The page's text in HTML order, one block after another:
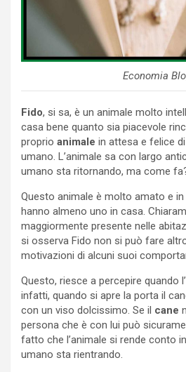
Economia
Fido, si sa, è un animale molto
casa bene quanto sia piacevole
proprio animale in attesa e felice
umano. L’animale sa con largo
umano sta ritornando, ma come
Questo animale è molto amato e
hanno almeno uno in casa.
maggiormente presente nelle
si osserva Fido non si può fare
motivazioni di alcuni suoi
Questo, riesce a percepire quando
infatti, quando si apre la porta il
con un viso dolcissimo. Se il cane
persona che è con lui può
fatto che l’animale si rende conto
umano sta rientrando.